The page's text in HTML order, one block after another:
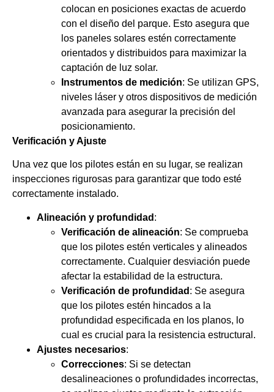
colocan en posiciones exactas de acuerdo
con el diseño del parque. Esto asegura que
los paneles solares estén correctamente
orientados y distribuidos para maximizar la
captación de luz solar.
Instrumentos de medición: Se utilizan GPS,
niveles láser y otros dispositivos de medición
avanzada para asegurar la precisión del
posicionamiento.
Verificación y Ajuste
Una vez que los pilotes están en su lugar, se realizan
inspecciones rigurosas para garantizar que todo esté
correctamente instalado.
Alineación y profundidad :
Verificación de alineación: Se comprueba
que los pilotes estén verticales y alineados
correctamente. Cualquier desviación puede
afectar la estabilidad de la estructura.
Verificación de profundidad : Se asegura
que los pilotes estén hincados a la
profundidad especificada en los planos, lo
cual es crucial para la resistencia estructural.
Ajustes necesarios:
Correcciones: Si se detectan
desalineaciones o profundidades incorrectas,